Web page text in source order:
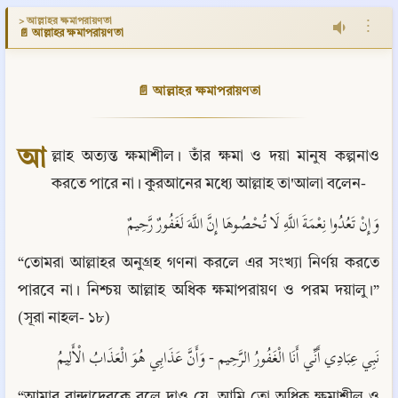
> আল্লাহর ক্ষমাপরায়ণতা
📄 আল্লাহর ক্ষমাপরায়ণতা ⋮
📄 আল্লাহর ক্ষমাপরায়ণতা
আ ল্লাহ অত্যন্ত ক্ষমাশীল। তাঁর ক্ষমা ও দয়া মানুষ কল্পনাও
করতে পারে না। কুরআনের মধ্যে আল্লাহ তা'আলা বলেন-
وَإِنْ تَعُدُوا نِعْمَةَ اللَّهِ لَا تُحْصُوهَا إِنَّ اللَّهَ لَغَفُورٌ رَّحِيمٌ
“তোমরা আল্লাহর অনুগ্রহ গণনা করলে এর সংখ্যা নির্ণয় করতে
পারবে না। নিশ্চয় আল্লাহ অধিক ক্ষমাপরায়ণ ও পরম দয়ালু।”
(সূরা নাহল- ১৮)
نَبِي عِبَادِي أَنِّي أَنَا الْغَفُورُ الرَّحِيم - وَأَنَّ عَذَابِي هُوَ الْعَذَابُ الْأَلِيمُ